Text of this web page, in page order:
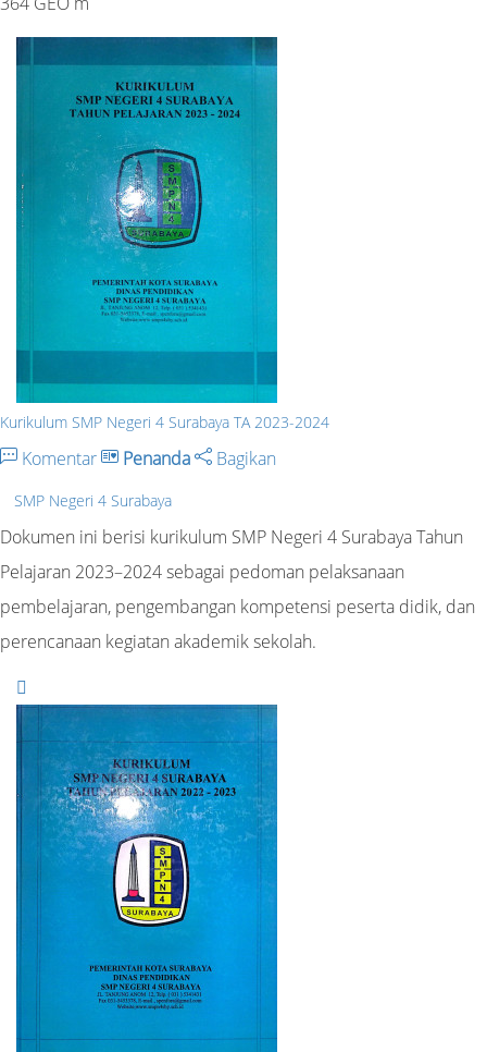
Kurikulum SMP Negeri 4 Surabaya TA 2023-2024
Komentar Penanda Bagikan
SMP Negeri 4 Surabaya
Dokumen ini berisi kurikulum SMP Negeri 4 Surabaya Tahun
Pelajaran 2023–2024 sebagai pedoman pelaksanaan
pembelajaran, pengembangan kompetensi peserta didik, dan
perencanaan kegiatan akademik sekolah.